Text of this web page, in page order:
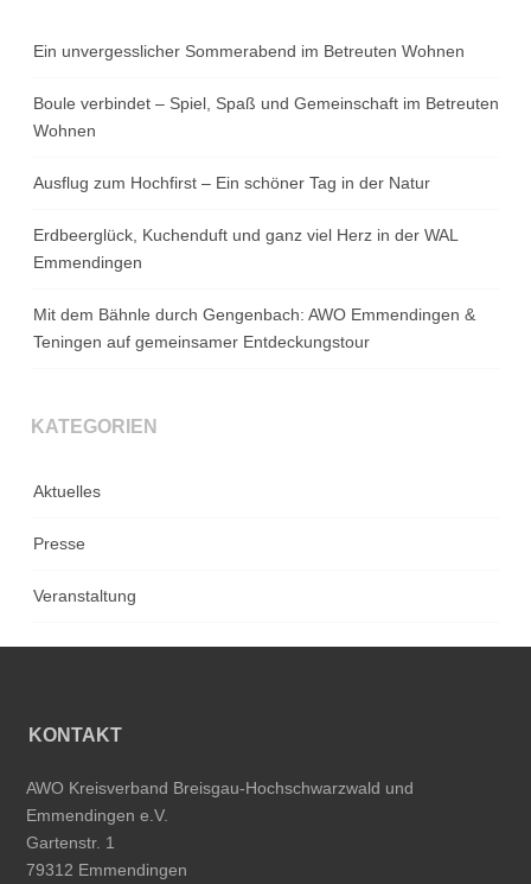
Ein unvergesslicher Sommerabend im Betreuten Wohnen
Boule verbindet – Spiel, Spaß und Gemeinschaft im Betreuten
Wohnen
Ausflug zum Hochfirst – Ein schöner Tag in der Natur
Erdbeerglück, Kuchenduft und ganz viel Herz in der WAL
Emmendingen
Mit dem Bähnle durch Gengenbach: AWO Emmendingen &
Teningen auf gemeinsamer Entdeckungstour
KATEGORIEN
Aktuelles
Presse
Veranstaltung
KONTAKT
AWO Kreisverband Breisgau-Hochschwarzwald und
Emmendingen e.V.
Gartenstr. 1
79312 Emmendingen